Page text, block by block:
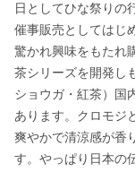
日としてひな祭りの
催事販売としてはじ
驚かれ興味をもたれ
茶シリーズを開発し
ショウガ・紅茶）国
あります。クロモジ
爽やかで清涼感が香
す。やっぱり日本の